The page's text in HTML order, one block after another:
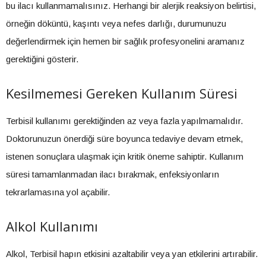
bu ilacı kullanmamalısınız. Herhangi bir alerjik reaksiyon belirtisi,
örneğin döküntü, kaşıntı veya nefes darlığı, durumunuzu
değerlendirmek için hemen bir sağlık profesyonelini aramanız
gerektiğini gösterir.
Kesilmemesi Gereken Kullanım Süresi
Terbisil kullanımı gerektiğinden az veya fazla yapılmamalıdır.
Doktorunuzun önerdiği süre boyunca tedaviye devam etmek,
istenen sonuçlara ulaşmak için kritik öneme sahiptir. Kullanım
süresi tamamlanmadan ilacı bırakmak, enfeksiyonların
tekrarlamasına yol açabilir.
Alkol Kullanımı
Alkol, Terbisil hapın etkisini azaltabilir veya yan etkilerini artırabilir.